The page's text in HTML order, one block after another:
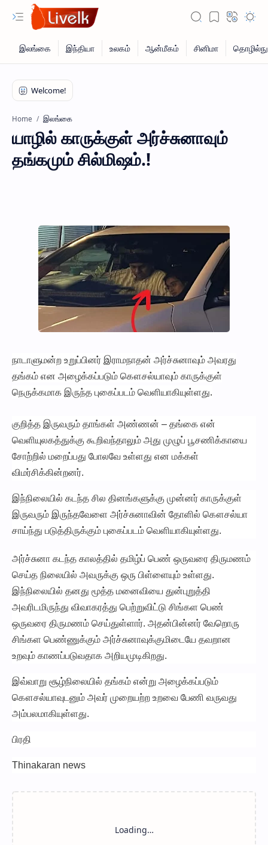
Home இலங்கை
யாழில் காருக்குள் அர்ச்சுனாவும்
தங்கமும் சில்மிஷம்.!
நாடாளுமன்ற உறுப்பினர் இராமநாதன் அர்ச்சுனாவும் அவரது
தங்கம் என அழைக்கப்படும் கௌசல்யாவும் காருக்குள்
நெருக்கமாக இருந்த புகைப்படம் வெளியாகியுள்ளது.
குறித்த இருவரும் தாங்கள் அண்ணன் – தங்கை என்
வெளியுலகத்துக்கு கூறிவந்தாலும் அது முழுப் பூசணிக்காயை
சோற்றில் மறைப்பது போலவே உள்ளது என மக்கள்
விமர்சிக்கின்றனர்.
இந்நிலையில் கடந்த சில தினங்களுக்கு முன்னர் காருக்குள்
இருவரும் இருந்தவேளை அர்ச்சுனாவின் தோளில் கௌசல்யா
சாய்ந்து படுத்திருக்கும் புகைப்படம் வெளியாகியுள்ளது.
அர்ச்சுனா கடந்த காலத்தில் தமிழ்ப் பெண் ஒருவரை திருமணம்
செய்த நிலையில் அவருக்கு ஒரு பிள்ளையும் உள்ளது.
இந்நிலையில் தனது மூத்த மனைவியை துன்புறுத்தி
அவரிடமிருந்து விவாகரத்து பெற்றுவிட்டு சிங்கள பெண்
ஒருவரை திருமணம் செய்துள்ளார். அதன்பின்னர் வேறொரு
சிங்கள பெண்ணுக்கும் அர்ச்சுனாவுக்குமிடையே தவறான
உறவும் காணப்படுவதாக அறியமுடிகிறது.
இவ்வாறு சூழ்நிலையில் தங்கம் என்று அழைக்கப்படும்
கௌசல்யாவுடனும் அவர் முறையற்ற உறவை பேணி வருவது
அம்பலமாகியுள்ளது.
பிரதி
Thinakaran news